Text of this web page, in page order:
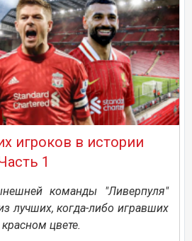
игроков в истории
1
команды "Ливерпуля"
лучших, когда-либо игравших
цвете.